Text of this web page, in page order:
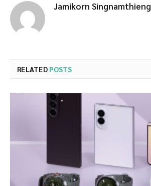
Jamikorn Singnamthieng
RELATED POSTS